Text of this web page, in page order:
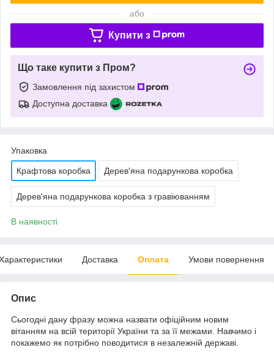
або
Купити з
Що таке купити з Пром?
Замовлення під захистом
Доступна доставка
Упаковка
Крафтова коробка Дерев'яна подарункова коробка
Дерев'яна подарункова коробка з гравіюванням
В наявності
Доставка Оплата Умови повернення
Опис
Сьогодні дану фразу можна назвати офіційним новим
вітанням на всій території України та за її межами. Навчимо і
покажемо як потрібно поводитися в незалежній державі.